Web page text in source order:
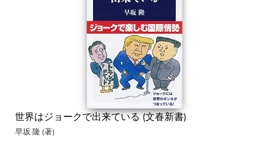
世界はジョークで出来ている (文春新書)
早坂 隆 (著)